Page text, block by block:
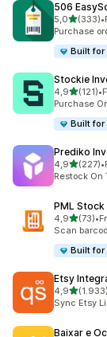
506
5,0de 5(333)
333 total •
Purchase
Built for
Stockie
4,9de 5(121)
121 total de
•
Purchase
Built for
Prediko
4,9de 5(227)
227 total •
Restock On
PML
4,9de 5(73)
73 total de
•
Scan
Built for
Etsy
4,9de 5(1.933)
1933 total
Sync Etsy
Baixar e